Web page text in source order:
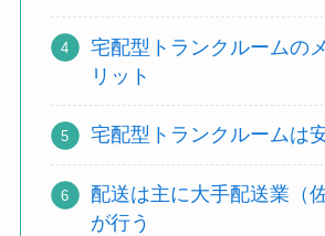
宅配型トランクルームの
リット
宅配型トランクルームは
配送は主に大手配送業（
が行う